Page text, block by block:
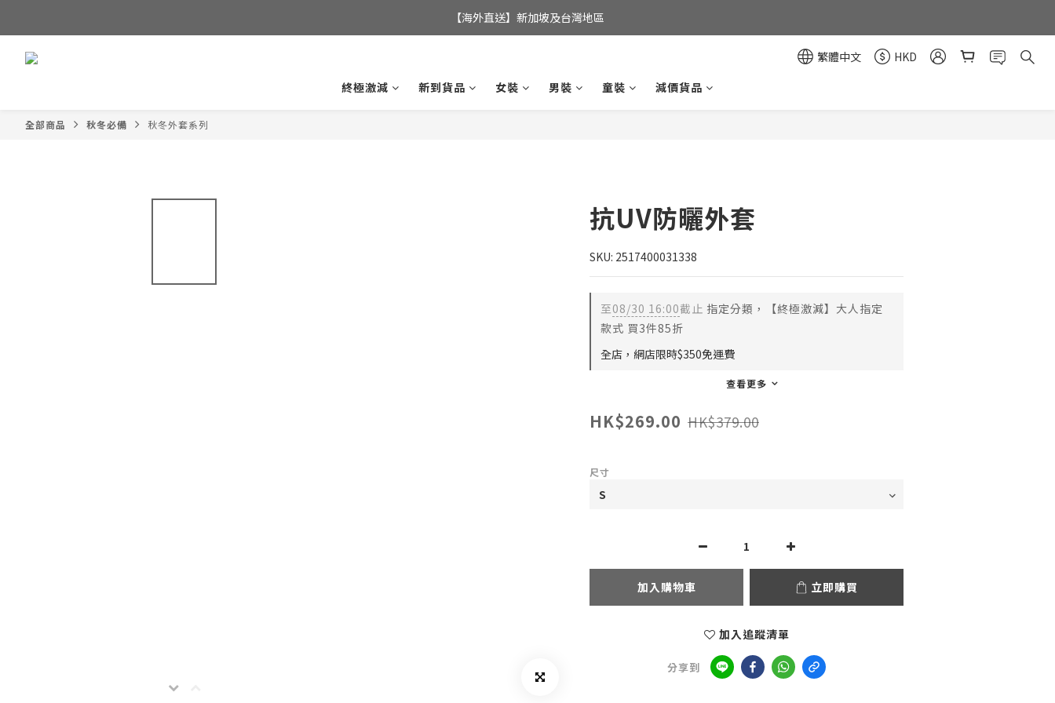
全店滿$350，即可享港澳地區免運費;
【海外直送】新加坡及台灣地區
繁體中文
HKD
終極激減
新到貨品 女裝 男裝 童裝 減價貨品
全部商品 秋冬必備 秋冬外套系列
抗UV防曬外套
SKU: 2517400031338
至08/30 16:00截止 指定分類，【終極激減】大人指定
款式 買3件85折
全店，網店限時$350免運費
查看更多
HK$269.00 HK$379.00
尺寸
加入購物車 立即購買
加入追蹤清單
分享到